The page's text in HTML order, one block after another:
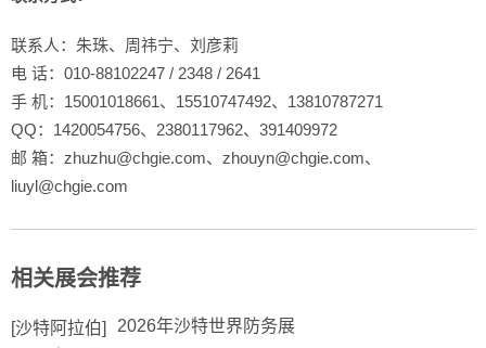
联系人：朱珠、周祎宁、刘彦莉
电 话：010-88102247 / 2348 / 2641
手 机：15001018661、15510747492、13810787271
QQ：1420054756、2380117962、391409972
邮 箱：zhuzhu@chgie.com、zhouyn@chgie.com、
liuyl@chgie.com
相关展会推荐
[沙特阿拉伯] 2026年沙特世界防务展